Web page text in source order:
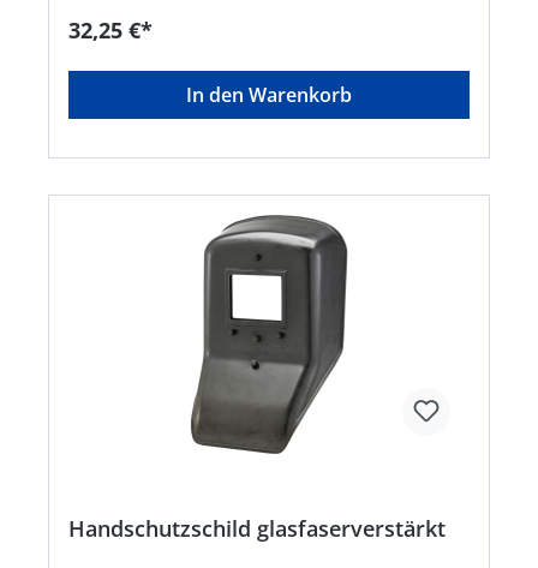
32,25 €*
In den Warenkorb
Handschutzschild glasfaserverstärkt